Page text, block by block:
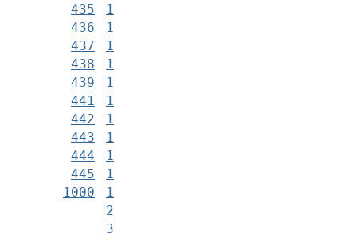
435
1
436
1
437
1
438
1
439
1
441
1
442
1
443
1
444
1
445
1
1000
1
2
3